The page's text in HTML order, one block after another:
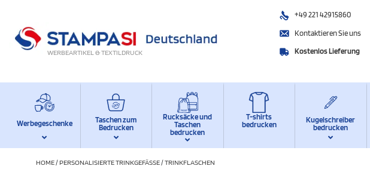
WERBEARTIKEL & TEXTILDRUCK
+49 221 42915860
Kontaktieren Sie uns
Kostenlos Lieferung
Werbegeschenke
Taschen zum
Bedrucken
Rucksäcke und
Taschen
bedrucken
T-shirts
bedrucken
Kugelschreiber
bedrucken
HOME/PERSONALISIERTE TRINKGEFÄSSE /TRINKFLASCHEN